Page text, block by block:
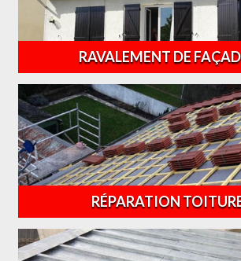
RAVALEMENT DE
RÉPARATION